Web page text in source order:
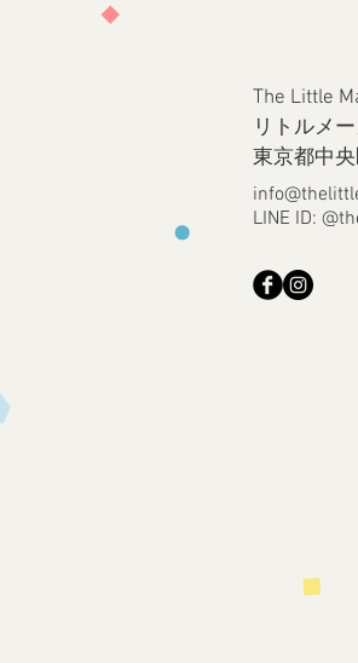
The Little
リトルメ
東京都中
LINE ID: